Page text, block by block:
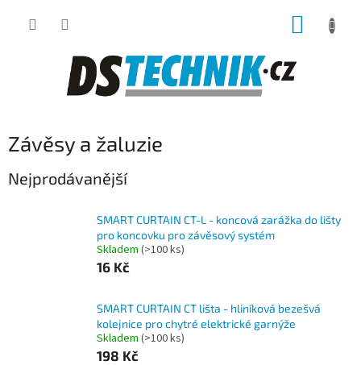
Závěsy a žaluzie
Nejprodávanější
SMART CURTAIN CT-L - koncová zarážka do lišty
pro koncovku pro závěsový systém
Skladem (>100 ks)
16 Kč
SMART CURTAIN CT lišta - hliníková bezešvá
kolejnice pro chytré elektrické garnýže
Skladem (>100 ks)
198 Kč